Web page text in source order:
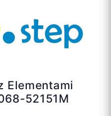
Elementami
52151M